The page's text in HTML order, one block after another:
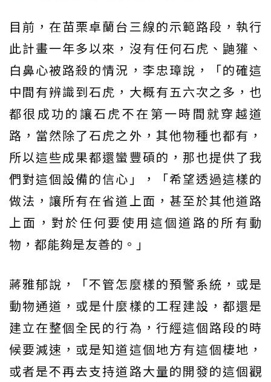
目前，在苗栗卓蘭台三線的示範路段，執行
此計畫一年多以來，沒有任何石虎、鼬獾、
白鼻心被路殺的情況，李忠璋說，「的確這
中間有辨識到石虎，大概有五六次之多，也
都很成功的讓石虎不在第一時間就穿越道
路，當然除了石虎之外，其他物種也都有，
所以這些成果都還蠻豐碩的，那也提供了我
們對這個設備的信心」，「希望透過這樣的
做法，讓所有在省道上面，甚至於其他道路
上面，對於任何要使用這個道路的所有動
物，都能夠是友善的。」
蔣雅郁說，「不管怎麼樣的預警系統，或是
動物通道，或是什麼樣的工程建設，都還是
建立在整個全民的行為，行經這個路段的時
候要減速，或是知道這個地方有這個棲地，
或者是不再去支持道路大量的開發的這個觀